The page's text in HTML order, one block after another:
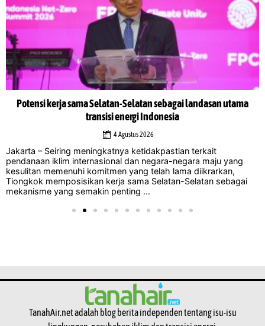
Potensi kerja sama Selatan-Selatan sebagai landasan utama
transisi energi Indonesia
4 Agustus 2026
Jakarta – Seiring meningkatnya ketidakpastian terkait
pendanaan iklim internasional dan negara-negara maju yang
kesulitan memenuhi komitmen yang telah lama diikrarkan,
Tiongkok memposisikan kerja sama Selatan-Selatan sebagai
mekanisme yang semakin penting ...
TanahAir.net adalah blog berita independen tentang isu-isu